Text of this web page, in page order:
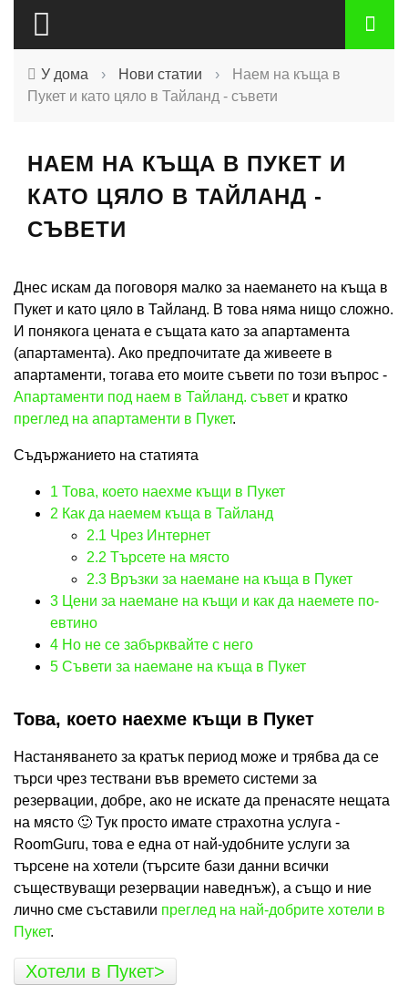
У дома › Нови статии ›
Наем на къща в
Пукет и като цяло в Тайланд - съвети
НАЕМ НА КЪЩА В ПУКЕТ И
КАТО ЦЯЛО В ТАЙЛАНД -
СЪВЕТИ
Днес искам да поговоря малко за наемането на къща в
Пукет и като цяло в Тайланд. В това няма нищо сложно.
И понякога цената е същата като за апартамента
(апартамента). Ако предпочитате да живеете в
апартаменти, тогава ето моите съвети по този въпрос -
Апартаменти под наем в Тайланд. съвет и кратко
преглед на апартаменти в Пукет.
Съдържанието на статията
1 Това, което наехме къщи в Пукет
2 Как да наемем къща в Тайланд
2.1 Чрез Интернет
2.2 Търсете на място
2.3 Връзки за наемане на къща в Пукет
3 Цени за наемане на къщи и как да наемете по-
евтино
4 Но не се забърквайте с него
5 Съвети за наемане на къща в Пукет
Това, което наехме къщи в Пукет
Настаняването за кратък период може и трябва да се
търси чрез тествани във времето системи за
резервации, добре, ако не искате да пренасяте нещата
на място 🙂 Тук просто имате страхотна услуга -
RoomGuru, това е една от най-удобните услуги за
търсене на хотели (търсите бази данни всички
съществуващи резервации наведнъж), а също и ние
лично сме съставили преглед на най-добрите хотели в
Пукет.
Хотели в Пукет>